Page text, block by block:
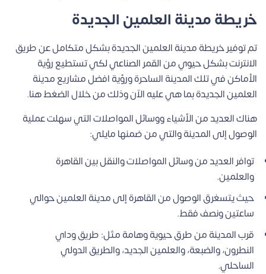
خريطة مدينة العلمين الجديدة
تم توفير خريطة مدينة العلمين الجديدة بشكل متكامل عن طريق
الانترنت بشكل حيوي من القمر الصناعي لكي تستطيع رؤية
الأماكن في تلك المدينة الساحرة ورؤية افضل مشاريع مدينة
العلمين الجديدة بما هي عليه الآن وذلك من خلال الضغطهنا.
هناك العديد من الأشياء ووسائل المواصلات التي سهلت عملية
الوصول إلى المدينة والتي من ضمنها مايلي:
توافر العديد من وسائل المواصلات والنقل بين القاهرة
والعلمين.
حيث يتسغرق الوصول من القاهرة إلى مدينة العلمين حوالي
ساعتين ونصف فقط.
قرب المدينة من طرق حيوية وهامة مثل: طريق وداي
النطرون، والضبعة، والعلمين الجديد، والطريق الدولي
الساحلي.